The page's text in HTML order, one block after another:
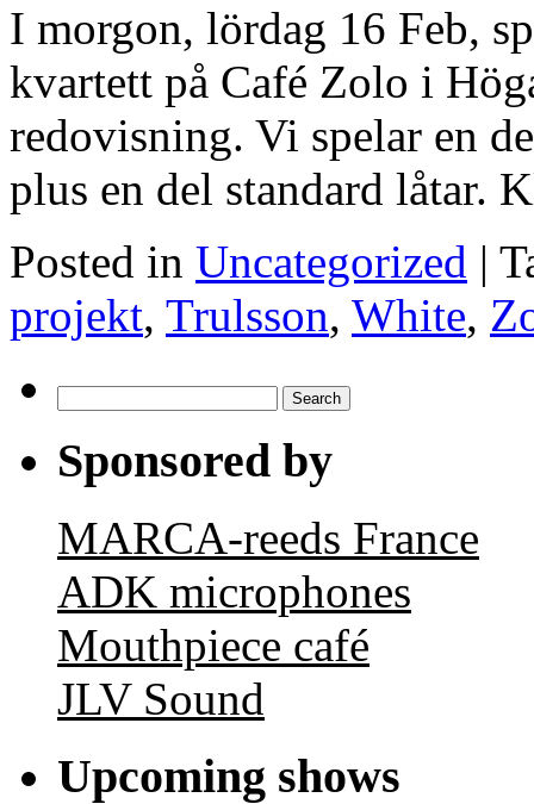
I morgon, lördag 16 Feb,
kvartett på Café Zolo i
redovisning. Vi spelar en
plus en del standard låtar.
Posted in Uncategorized |
projekt, Trulsson, White,
for:
Sponsored by
MARCA-reeds France
ADK microphones
Mouthpiece café
JLV Sound
Upcoming shows